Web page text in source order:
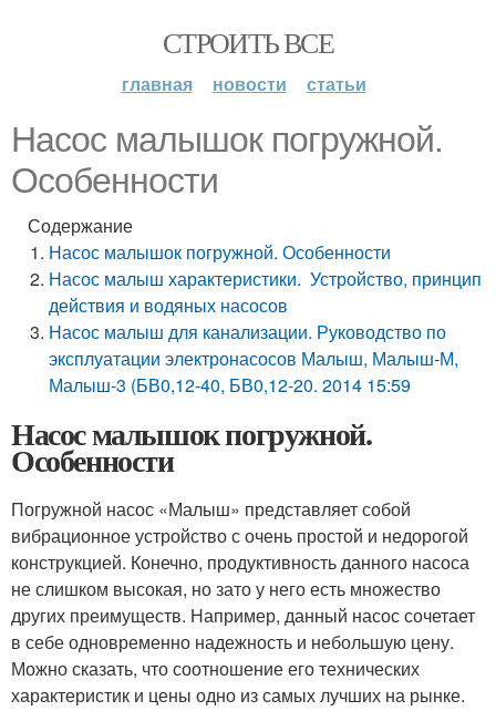
СТРОИТЬ ВСЕ
главная новости статьи
Насос малышок погружной.
Особенности
Содержание
Насос малышок погружной. Особенности
Насос малыш характеристики. Устройство, принцип
действия и водяных насосов
Насос малыш для канализации. Руководство по
эксплуатации электронасосов Малыш, Малыш-М,
Малыш-3 (БВ0,12-40, БВ0,12-20. 2014 15:59
Насос малышок погружной.
Особенности
Погружной насос «Малыш» представляет собой
вибрационное устройство с очень простой и недорогой
конструкцией. Конечно, продуктивность данного насоса
не слишком высокая, но зато у него есть множество
других преимуществ. Например, данный насос сочетает
в себе одновременно надежность и небольшую цену.
Можно сказать, что соотношение его технических
характеристик и цены одно из самых лучших на рынке.